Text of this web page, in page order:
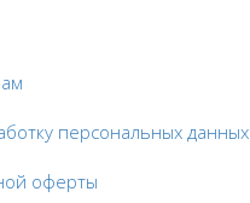
персональных данных
оферты